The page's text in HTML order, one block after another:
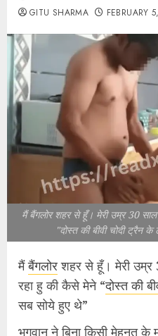
GITU SHARMA FEBRUARY
मैं बैंगलोर शहर से हूँ। मेरी उम्र 30
"दोस्त की बीवी चोदी ट्रैन
मैंबैंगलोरशहर से हूँ। मेरी
रहा हु की कैसे मेने “दोस्त की
सब सोये हुए थे”
भगवान ने बिना किसी मेहनत के